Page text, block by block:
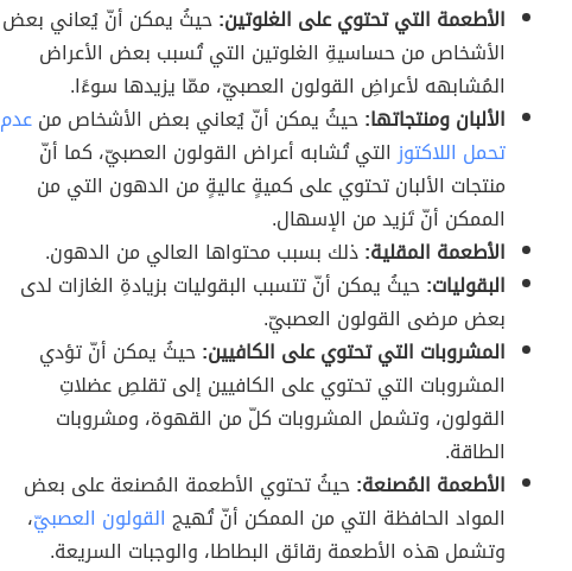
الأطعمة التي تحتوي على الغلوتين:حيثُ يمكن أنّ يُعاني بعض
الأشخاص من حساسيةِ الغلوتين التي تُسبب بعض الأعراض
المُشابهه لأعراضِ القولون العصبيّ، ممّا يزيدها سوءًا.
الألبان ومنتجاتها:حيثُ يمكن أنّ يُعاني بعض الأشخاص منعدم
تحمل اللاكتوزالتي تُشابه أعراض القولون العصبيّ، كما أنّ
منتجات الألبان تحتوي على كميةٍ عاليةٍ من الدهون التي من
الممكن أنّ تَزيد من الإسهال.
الأطعمة المقلية:ذلك بسبب محتواها العالي من الدهون.
البقوليات:حيثُ يمكن أنّ تتسبب البقوليات بزيادةِ الغازات لدى
بعض مرضى القولون العصبيّ.
المشروبات التي تحتوي على الكافيين:حيثُ يمكن أنّ تؤدي
المشروبات التي تحتوي على الكافيين إلى تقلصِ عضلاتِ
القولون، وتشمل المشروبات كلّ من القهوة، ومشروبات
الطاقة.
الأطعمة المُصنعة:حيثُ تحتوي الأطعمة المُصنعة على بعض
المواد الحافظة التي من الممكن أنّ تُهيج القولون العصبيّ،
وتشمل هذه الأطعمة رقائق البطاطا، والوجبات السريعة.